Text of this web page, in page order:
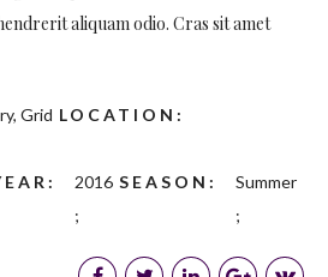
aliquam odio. Cras sit amet
Grid LOCATION
2016 SEASON Summer